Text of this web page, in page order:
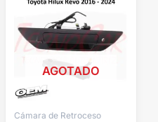
AGOTADO
Cámara de Retroceso